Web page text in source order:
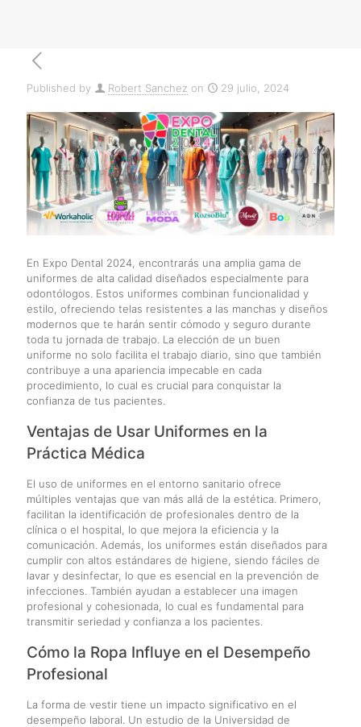
Published by Robert Sanchez on 29 julio, 2024
En Expo Dental 2024, encontrarás una amplia gama de
uniformes de alta calidad diseñados especialmente para
odontólogos. Estos uniformes combinan funcionalidad y
estilo, ofreciendo telas resistentes a las manchas y diseños
modernos que te harán sentir cómodo y seguro durante
toda tu jornada de trabajo. La elección de un buen
uniforme no solo facilita el trabajo diario, sino que también
contribuye a una apariencia impecable en cada
procedimiento, lo cual es crucial para conquistar la
confianza de tus pacientes.
Ventajas de Usar Uniformes en la
Práctica Médica
El uso de uniformes en el entorno sanitario ofrece
múltiples ventajas que van más allá de la estética. Primero,
facilitan la identificación de profesionales dentro de la
clínica o el hospital, lo que mejora la eficiencia y la
comunicación. Además, los uniformes están diseñados para
cumplir con altos estándares de higiene, siendo fáciles de
lavar y desinfectar, lo que es esencial en la prevención de
infecciones. También ayudan a establecer una imagen
profesional y cohesionada, lo cual es fundamental para
transmitir seriedad y confianza a los pacientes.
Cómo la Ropa Influye en el Desempeño
Profesional
La forma de vestir tiene un impacto significativo en el
desempeño laboral. Un estudio de la Universidad de